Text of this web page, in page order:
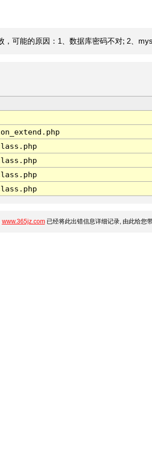
可能的原因：1、数据库密码不对; 2、
www.365jz.com已经将此出错信息详细记录, 由此给您